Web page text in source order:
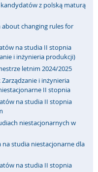
z polską maturą
changing rules for
na studia II stopnia
i inżynieria produkcji)
letnim 2024/2025
i inżynieria
II stopnia
na studia II stopnia
niestacjonarnych w
na studia niestacjonarne dla
na studia II stopnia